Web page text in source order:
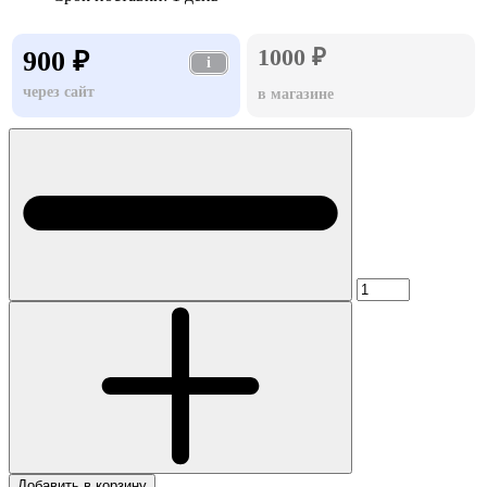
900 ₽
i
через сайт
1000 ₽
в магазине